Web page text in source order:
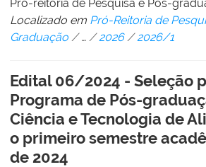
Pró-reitoria de Pesquisa e Pós-
Localizado em Pró-Reitoria de
Graduação /… /2026 /2026/1
Edital 06/2024 - Seleção
Programa de Pós-
Ciência e Tecnologia de
o primeiro semestre
de 2024